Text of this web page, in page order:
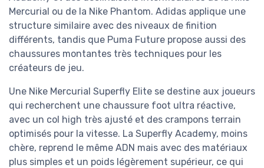
Mercurial ou de la Nike Phantom. Adidas applique une
structure similaire avec des niveaux de finition
différents, tandis que Puma Future propose aussi des
chaussures montantes très techniques pour les
créateurs de jeu.
Une Nike Mercurial Superfly Elite se destine aux joueurs
qui recherchent une chaussure foot ultra réactive,
avec un col high très ajusté et des crampons terrain
optimisés pour la vitesse. La Superfly Academy, moins
chère, reprend le même ADN mais avec des matériaux
plus simples et un poids légèrement supérieur, ce qui